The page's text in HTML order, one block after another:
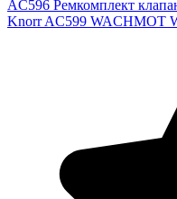
AC596 Ремкомплект
Knorr AC599 WACHMOT